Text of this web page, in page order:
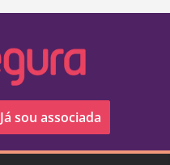
Já sou associada